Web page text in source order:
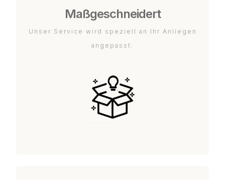
Maßgeschneidert
Unser Service wird speziell an Ihr Anliegen
angepasst.